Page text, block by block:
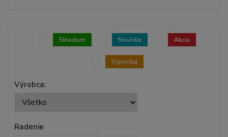
Výrobca:
Skladom Novinka Akcia
Výpredaj
Radenie